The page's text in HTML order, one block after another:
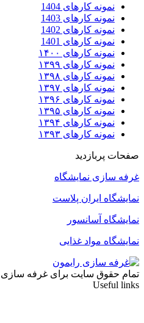
نمونه کارهای 1404
نمونه کارهای 1403
نمونه کارهای 1402
نمونه کارهای 1401
نمونه کارهای ۱۴۰۰
نمونه کارهای ۱۳۹۹
نمونه کارهای ۱۳۹۸
نمونه کارهای ۱۳۹۷
نمونه کارهای ۱۳۹۶
نمونه کارهای ۱۳۹۵
نمونه کارهای ۱۳۹۴
نمونه کارهای ۱۳۹۳
صفحات پربازدید
غرفه سازی نمایشگاه
نمایشگاه ایران پلاست
نمایشگاه آسانسور
نمایشگاه مواد غذایی
تمام حقوق سایت برای غرفه
Useful links